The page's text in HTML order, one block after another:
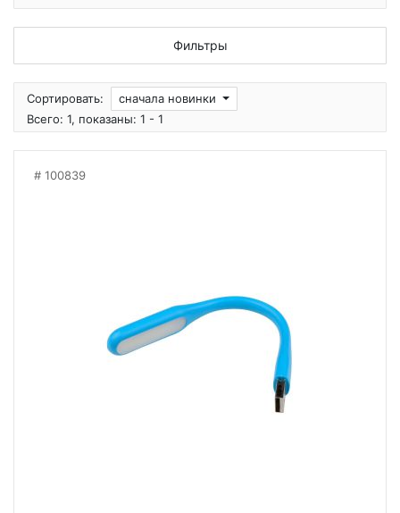
Фильтры
Сортировать:
сначала новинки
Всего: 1, показаны: 1 - 1
100839